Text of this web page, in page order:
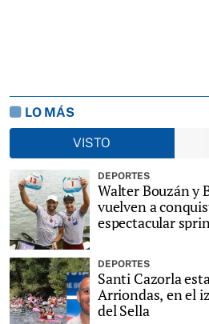
LO MÁS
VISTO
DEPORTES
Walter Bouzán y
vuelven a
espectacular
DEPORTES
Santi Cazorla
Arriondas, en el
del Sella